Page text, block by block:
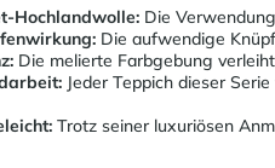
Hochlandwolle: Die
Die aufwendige
Die melierte Farbgebung
Jeder Teppich dieser
Trotz seiner luxuriösen